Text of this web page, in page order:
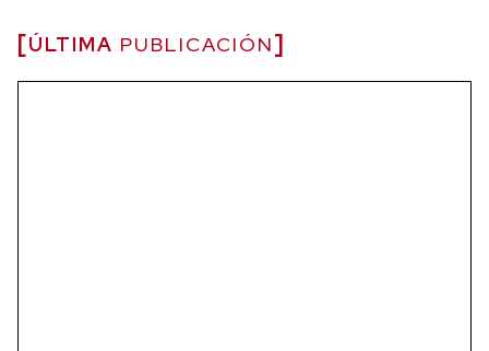
ÚLTIMA PUBLICACIÓN